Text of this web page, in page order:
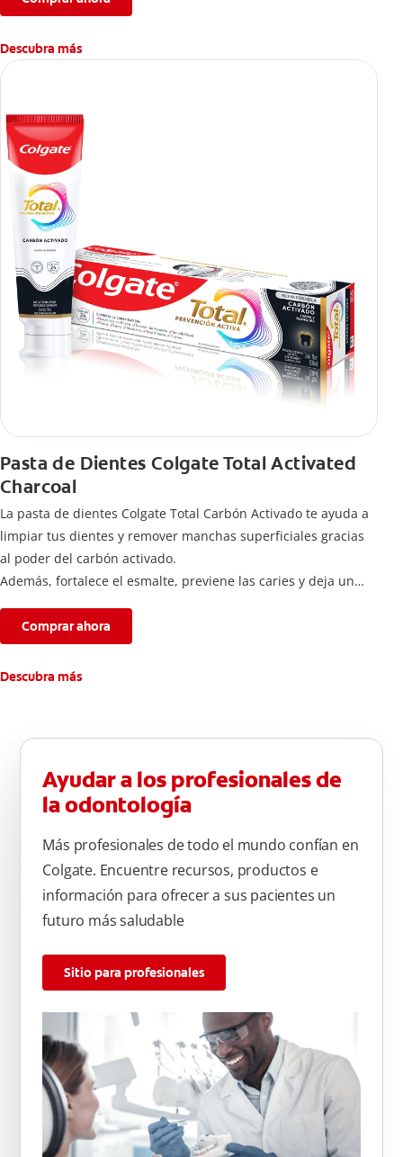
Descubra más
Pasta de Dientes Colgate Total Activated
Charcoal
La pasta de dientes Colgate Total Carbón Activado te ayuda a
limpiar tus dientes y remover manchas superficiales gracias
al poder del carbón activado.
Además, fortalece el esmalte, previene las caries y deja un
Comprar ahora
Descubra más
Ayudar a los profesionales de
la odontología
Más profesionales de todo el mundo confían en
Colgate. Encuentre recursos, productos e
información para ofrecer a sus pacientes un
futuro más saludable
Sitio para profesionales